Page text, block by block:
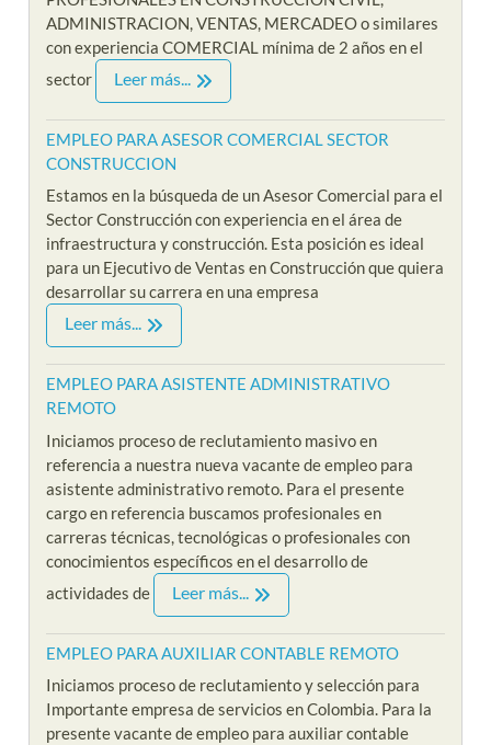
ADMINISTRACION, VENTAS, MERCADEO o similares
con experiencia COMERCIAL mínima de 2 años en el
sector
Leer más...
EMPLEO PARA ASESOR COMERCIAL SECTOR
CONSTRUCCION
Estamos en la búsqueda de un Asesor Comercial para el
Sector Construcción con experiencia en el área de
infraestructura y construcción. Esta posición es ideal
para un Ejecutivo de Ventas en Construcción que quiera
desarrollar su carrera en una empresa
Leer más...
EMPLEO PARA ASISTENTE ADMINISTRATIVO
REMOTO
Iniciamos proceso de reclutamiento masivo en
referencia a nuestra nueva vacante de empleo para
asistente administrativo remoto. Para el presente
cargo en referencia buscamos profesionales en
carreras técnicas, tecnológicas o profesionales con
conocimientos específicos en el desarrollo de
actividades de
Leer más...
EMPLEO PARA AUXILIAR CONTABLE REMOTO
Iniciamos proceso de reclutamiento y selección para
Importante empresa de servicios en Colombia. Para la
presente vacante de empleo para auxiliar contable